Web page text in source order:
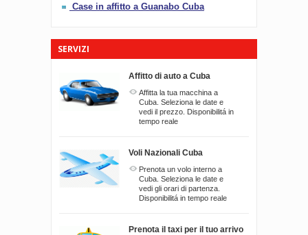
Case in affitto a Guanabo Cuba
SERVIZI
Affitto di auto a Cuba
Affitta la tua macchina a
Cuba. Seleziona le date e
vedi il prezzo. Disponibilitá in
tempo reale
Voli Nazionali Cuba
Prenota un volo interno a
Cuba. Seleziona le date e
vedi gli orari di partenza.
Disponibilitá in tempo reale
Prenota il taxi per il tuo arrivo